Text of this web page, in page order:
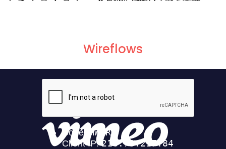
Wireflows